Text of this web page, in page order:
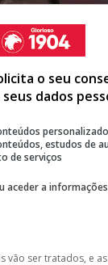
o seu
dados
estudos de
de serviços
aceder a
vão ser tratados, e